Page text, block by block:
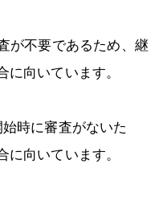
が不要であるため、継
向いています。
時に審査がないた
向いています。